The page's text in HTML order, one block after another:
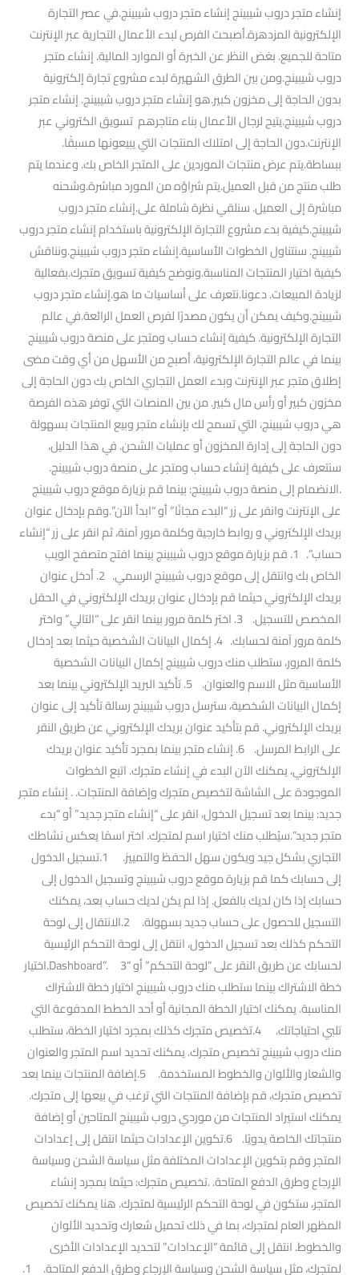
إنشاء متجر دروب شيبينج إنشاء متجر دروب شيبينج.في عصر التجارة
الإلكترونية المزدهرة.أصبحت الفرص لبدء الأعمال التجارية عبر الإنترنت
متاحة للجميع. بغض النظر عن الخبرة أو الموارد المالية. إنشاء متجر
دروب شيبينج.ومن بين الطرق الشهيرة لبدء مشروع تجارة إلكترونية
بدون الحاجة إلى مخزون كبير.هو إنشاء متجر دروب شيبينج. إنشاء متجر
دروب شيبينج.يتيح لرجال الأعمال بناء متاجرهم تسويق الكتروني عبر
الإنترنت.دون الحاجة إلى امتلاك المنتجات التي يبيعونها مسبقًا.
ببساطة.يتم عرض منتجات الموردين على المتجر الخاص بك. وعندما يتم
طلب منتج من قبل العميل.يتم شراؤه من المورد مباشرة.وشحنه
مباشرة إلى العميل. سنلقي نظرة شاملة على.إنشاء متجر دروب
شيبينج.كيفية بدء مشروع التجارة الإلكترونية باستخدام إنشاء متجر دروب
شيبينج. سنتناول الخطوات الأساسية.إنشاء متجر دروب شيبينج.ونناقش
كيفية اختيار المنتجات المناسبة.ونوضح كيفية تسويق متجرك.بفعالية
لزيادة المبيعات. دعونا.نتعرف على أساسيات ما هو.إنشاء متجر دروب
شيبينج.وكيف يمكن أن يكون مصدرًا لفرص العمل الرائعة.في عالم
التجارة الإلكترونية. كيفية إنشاء حساب ومتجر على منصة دروب شيبينج
بينما في عالم التجارة الإلكترونية، أصبح من الأسهل من أي وقت مضى
إطلاق متجر عبر الإنترنت وبدء العمل التجاري الخاص بك دون الحاجة إلى
مخزون كبير أو رأس مال كبير. من بين المنصات التي توفر هذه الفرصة
هي دروب شيبينج، التي تسمح لك بإنشاء متجر وبيع المنتجات بسهولة
دون الحاجة إلى إدارة المخزون أو عمليات الشحن. في هذا الدليل،
سنتعرف على كيفية إنشاء حساب ومتجر على منصة دروب شيبينج.
.الانضمام إلى منصة دروب شيبينج: بينما قم بزيارة موقع دروب شيبينج
على الإنترنت وانقر على زر “البدء مجانًا” أو “ابدأ الآن”.وقم بإدخال عنوان
بريدك الإلكتروني و روابط خارجية وكلمة مرور آمنة، ثم انقر على زر “إنشاء
حساب”. 1. قم بزيارة موقع دروب شيبينج بينما افتح متصفح الويب
الخاص بك وانتقل إلى موقع دروب شيبينج الرسمي. 2. أدخل عنوان
بريدك الإلكتروني حيثما قم بإدخال عنوان بريدك الإلكتروني في الحقل
المخصص للتسجيل. 3. اختر كلمة مرور بينما انقر على “التالي” واختر
كلمة مرور آمنة لحسابك. 4. إكمال البيانات الشخصية حيثما بعد إدخال
كلمة المرور، ستطلب منك دروب شيبينج إكمال البيانات الشخصية
الأساسية مثل الاسم والعنوان. 5. تأكيد البريد الإلكتروني بينما بعد
إكمال البيانات الشخصية، سترسل دروب شيبينج رسالة تأكيد إلى عنوان
بريدك الإلكتروني. قم بتأكيد عنوان بريدك الإلكتروني عن طريق النقر
على الرابط المرسل. 6. إنشاء متجر بينما بمجرد تأكيد عنوان بريدك
الإلكتروني، يمكنك الآن البدء في إنشاء متجرك. اتبع الخطوات
الموجودة على الشاشة لتخصيص متجرك وإضافة المنتجات. . إنشاء متجر
جديد: بينما بعد تسجيل الدخول، انقر على “إنشاء متجر جديد” أو “بدء
متجر جديد”.سيُطلب منك اختيار اسم لمتجرك. اختر اسمًا يعكس نشاطك
التجاري بشكل جيد ويكون سهل الحفظ والتمييز. 1.تسجيل الدخول
إلى حسابك كما قم بزيارة موقع دروب شيبينج وتسجيل الدخول إلى
حسابك إذا كان لديك بالفعل. إذا لم يكن لديك حساب بعد، يمكنك
التسجيل للحصول على حساب جديد بسهولة. 2.الانتقال إلى لوحة
التحكم كذلك بعد تسجيل الدخول، انتقل إلى لوحة التحكم الرئيسية
لحسابك عن طريق النقر على “لوحة التحكم” أو “Dashboard”. 3.اختيار
خطة الاشتراك بينما ستطلب منك دروب شيبينج اختيار خطة الاشتراك
المناسبة. يمكنك اختيار الخطة المجانية أو أحد الخطط المدفوعة التي
تلبي احتياجاتك. 4.تخصيص متجرك كذلك بمجرد اختيار الخطة، ستطلب
منك دروب شيبينج تخصيص متجرك. يمكنك تحديد اسم المتجر والعنوان
والشعار والألوان والخطوط المستخدمة. 5.إضافة المنتجات بينما بعد
تخصيص متجرك، قم بإضافة المنتجات التي ترغب في بيعها إلى متجرك.
يمكنك استيراد المنتجات من موردي دروب شيبينج المتاحين أو إضافة
منتجاتك الخاصة يدويًا. 6.تكوين الإعدادات حيثما انتقل إلى إعدادات
المتجر وقم بتكوين الإعدادات المختلفة مثل سياسة الشحن وسياسة
الإرجاع وطرق الدفع المتاحة. .تخصيص متجرك: حيثما بمجرد إنشاء
المتجر، ستكون في لوحة التحكم الرئيسية لمتجرك. هنا يمكنك تخصيص
المظهر العام لمتجرك، بما في ذلك تحميل شعارك وتحديد الألوان
والخطوط. انتقل إلى قائمة “الإعدادات” لتحديد الإعدادات الأخرى
لمتجرك، مثل سياسة الشحن وسياسة الإرجاع وطرق الدفع المتاحة. 1.